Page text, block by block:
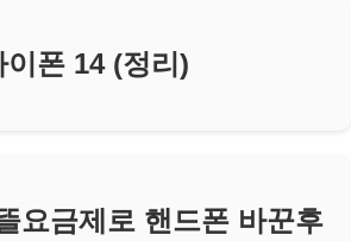
이폰 14 (정리)
요금제로 핸드폰 바꾼후